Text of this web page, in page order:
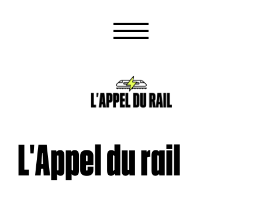
L'Appel du rail